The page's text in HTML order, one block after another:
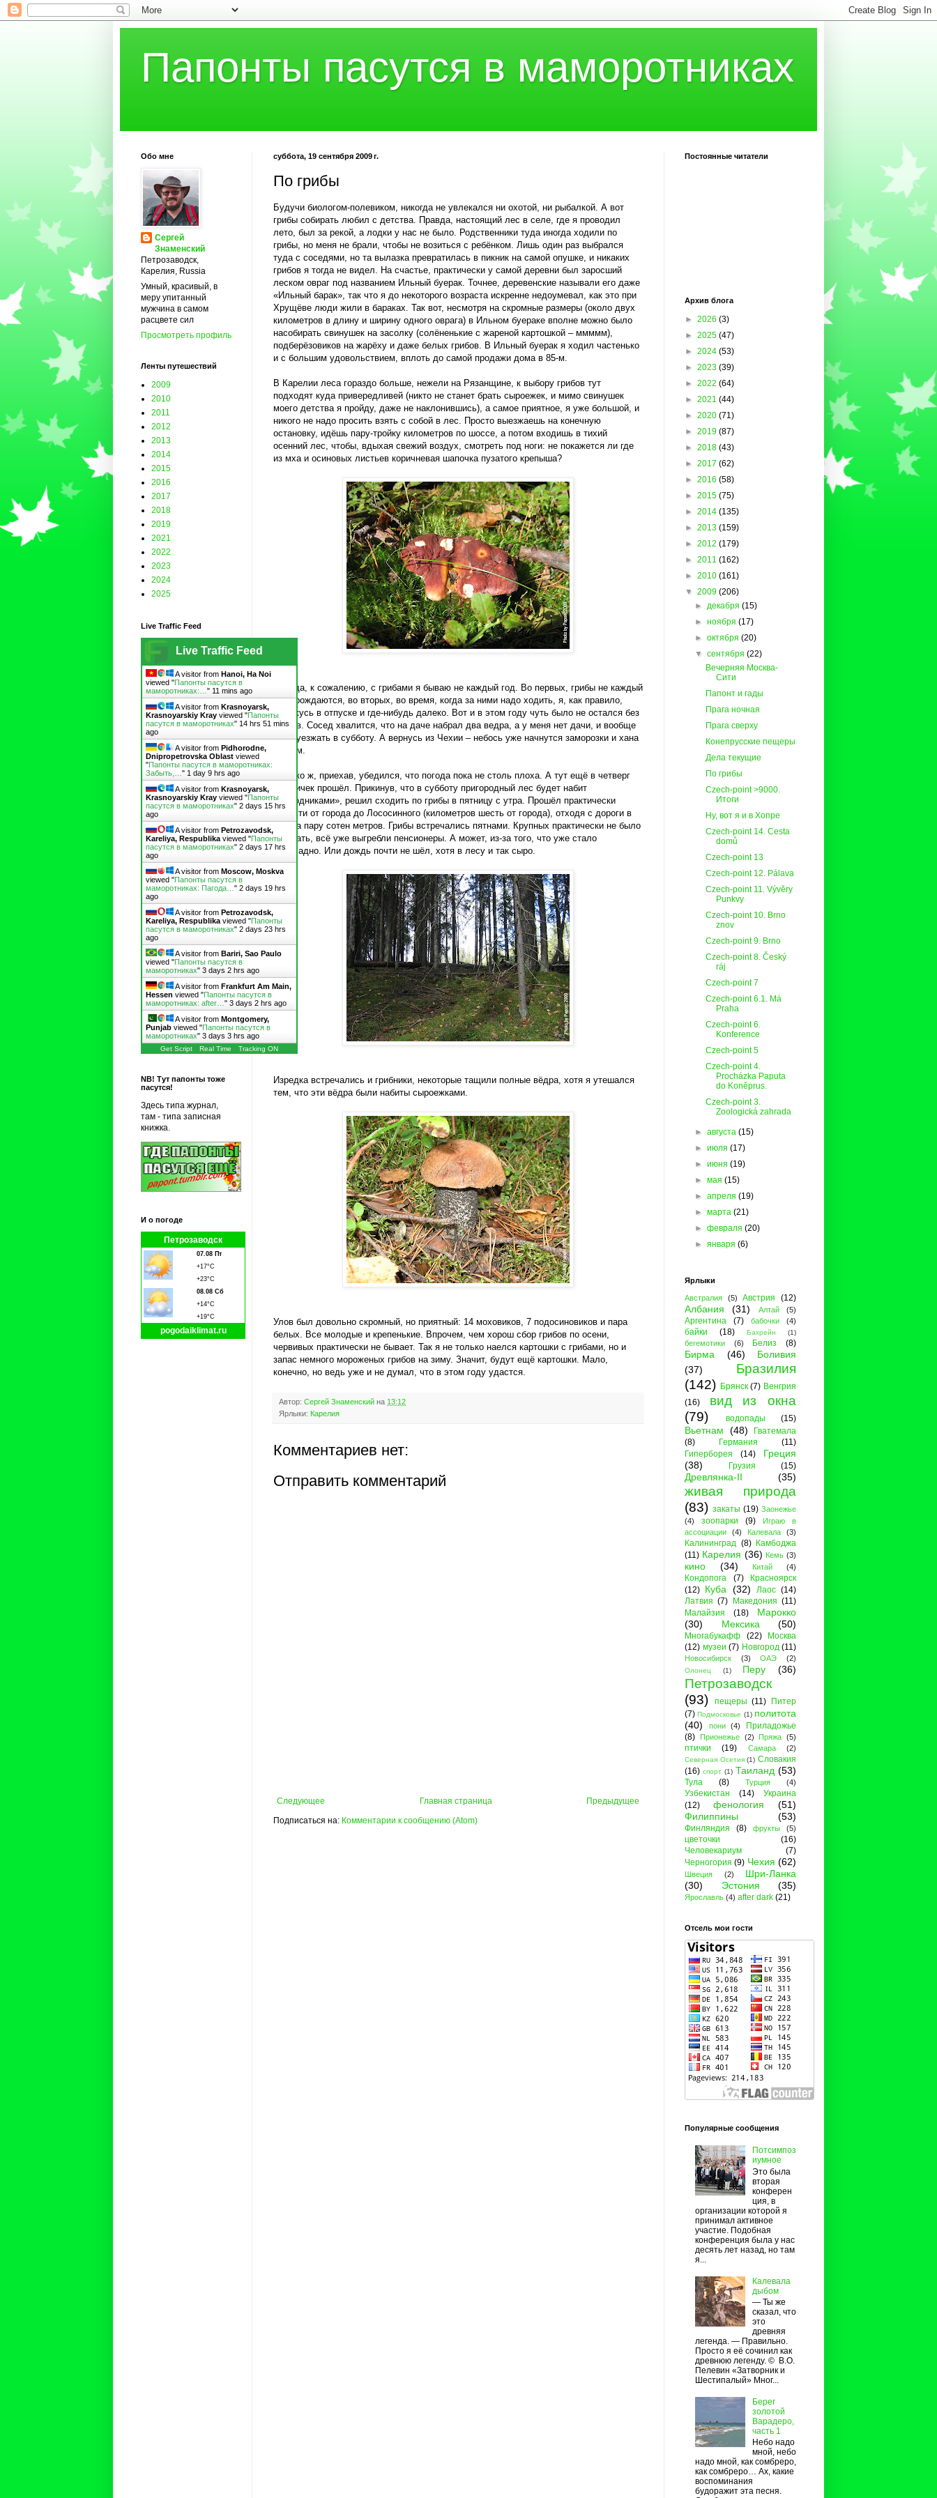
Папонты пасутся в маморотниках
суббота, 19 сентября 2009 г.
По грибы
Будучи биологом-полевиком, никогда не увлекался ни охотой, ни рыбалкой. А вот
грибы собирать любил с детства. Правда, настоящий лес в селе, где я проводил
лето, был за рекой, а лодки у нас не было. Родственники туда иногда ходили по
грибы, но меня не брали, чтобы не возиться с ребёнком. Лишь один раз выбрался
туда с соседями, но та вылазка превратилась в пикник на самой опушке, и никаких
грибов я тогда не видел. На счастье, практически у самой деревни был заросший
леском овраг под названием Ильный буерак. Точнее, деревенские называли его даже
«Ильный барак», так что я до некоторого возраста искренне недоумевал, как это при
Хрущёве люди жили в бараках. Так вот, несмотря на скромные размеры (около двух
километров в длину и ширину одного оврага) в Ильном буераке вполне можно было
насобирать свинушек на засолку (солёненькие с жареной картошкой – ммммм),
подберёзовиков на жарёху и даже белых грибов. В Ильный буерак я ходил частенько
и с большим удовольствием, вплоть до самой продажи дома в 85-м.
В Карелии леса гораздо больше, нежели на Рязанщине, к выбору грибов тут
подходят куда привередливей (никто не станет брать сыроежек, и мимо свинушек
моего детства я пройду, даже не наклонившись), а самое приятное, я уже большой, и
никого не надо просить взять с собой в лес. Просто выезжаешь на конечную
остановку, идёшь пару-тройку километров по шоссе, а потом входишь в тихий
осенний лес, чтобы, вдыхая свежий воздух, смотреть под ноги: не покажется ли где
из мха и осиновых листьев коричневая шапочка пузатого крепыша?
Правда, к сожалению, с грибами я бываю не каждый год. Во первых, грибы не каждый
год урождаются, во вторых, во время, когда за ними надо ходить, я, как правило,
нахожусь в отпуске и где-нибудь далеко. Вот и в этом году чуть было не остался без
грибов. Сосед хвалится, что на даче набрал два ведра, а у меня нет дачи, и вообще
надо уезжать в субботу. А вернусь из Чехии – небось уже начнутся заморозки и хана
грибам.
Однако ж, приехав, убедился, что погода пока не столь плоха. А тут ещё в четверг
дождичек прошёл. Прикинув, что в субботу пригородный лес будет набит
«выходниками», решил сходить по грибы в пятницу с утра. Прошёл практически
полпути от города до Лососинного (километров шесть от города), отходя с дороги в
лес на пару сотен метров. Грибы встречались пятнами. Крупных практически не было
– видать, всё уже выгребли пенсионеры. А может, из-за того, что уже стало
прохладно. Или дождь почти не шёл, хотя в лесу и так сыро.
Изредка встречались и грибники, некоторые тащили полные вёдра, хотя я утешался
тем, что эти вёдра были набиты сыроежками.
Улов был довольно скромный, но приятный: 14 моховиков, 7 подосиновиков и пара
белых. Все молодые и крепенькие. Впрочем, чем хорош сбор грибов по осени,
червивых практически не бывает. Так я не только наелся картошки с грибами, но и
запас немного мороженых грибов на зиму. Значит, будут ещё картошки. Мало,
конечно, но ведь уже и не думал, что в этом году удастся.
Автор: Сергей Знаменский на 13:12
Ярлыки: Карелия
Комментариев нет:
Отправить комментарий
Следующее Предыдущее
Главная страница
Подписаться на: Комментарии к сообщению (Atom)
Обо мне
Сергей
Знаменский
Петрозаводск,
Карелия, Russia
Умный, красивый, в
меру упитанный
мужчина в самом
расцвете сил
Просмотреть профиль
Ленты путешествий
2009
2010
2011
2012
2013
2014
2015
2016
2017
2018
2019
2021
2022
2023
2024
2025
Live Traffic Feed
Live Traffic Feed
A visitor from Hanoi, Ha Noi
viewed "Папонты пасутся в
маморотниках:… " 11 mins ago
A visitor from Krasnoyarsk,
Krasnoyarskiy Kray viewed "Папонты
пасутся в маморотниках" 14 hrs 51 mins
ago
A visitor from Pidhorodne,
Dnipropetrovska Oblast viewed
"Папонты пасутся в маморотниках:
Забыть,… " 1 day 9 hrs ago
A visitor from Krasnoyarsk,
Krasnoyarskiy Kray viewed "Папонты
пасутся в маморотниках" 2 days 15 hrs
ago
A visitor from Petrozavodsk,
Kareliya, Respublika viewed "Папонты
пасутся в маморотниках" 2 days 17 hrs
ago
A visitor from Moscow, Moskva
viewed "Папонты пасутся в
маморотниках: Пагода… " 2 days 19 hrs
ago
A visitor from Petrozavodsk,
Kareliya, Respublika viewed "Папонты
пасутся в маморотниках" 2 days 23 hrs
ago
A visitor from Bariri, Sao Paulo
viewed "Папонты пасутся в
маморотниках" 3 days 2 hrs ago
A visitor from Frankfurt Am Main,
Hessen viewed "Папонты пасутся в
маморотниках: after… " 3 days 2 hrs ago
A visitor from Montgomery,
Punjab viewed "Папонты пасутся в
маморотниках" 3 days 3 hrs ago
Get Script Real Time Tracking ON
NB! Тут папонты тоже
пасутся!
Здесь типа журнал,
там - типа записная
книжка.
И о погоде
Петрозаводск
07.08 Пт
+17°C
+23°C
08.08 Сб
+14°C
+19°C
pogodaiklimat.ru
Постоянные читатели
Архив блога
► 2026 (3)
► 2025 (47)
► 2024 (53)
► 2023 (39)
► 2022 (64)
► 2021 (44)
► 2020 (71)
► 2019 (87)
► 2018 (43)
► 2017 (62)
► 2016 (58)
► 2015 (75)
► 2014 (135)
► 2013 (159)
► 2012 (179)
► 2011 (162)
► 2010 (161)
▼ 2009 (206)
►декабря(15)
►ноября(17)
►октября(20)
▼сентября(22)
Вечерняя Москва-
Сити
Папонт и гады
Прага ночная
Прага сверху
Конепрусские пещеры
Дела текущие
По грибы
Czech-point >9000.
Итоги
Ну, вот я и в Хопре
Czech-point 14. Cesta
domů
Czech-point 13
Czech-point 12. Pálava
Czech-point 11. Vývěry
Punkvy
Czech-point 10. Brno
znov
Czech-point 9. Brno
Czech-point 8. Český
ráj
Czech-point 7
Czech-point 6.1. Má
Praha
Czech-point 6.
Konference
Czech-point 5
Czech-point 4.
Procházka Paputa
do Koněprus.
Czech-point 3.
Zoologická zahrada
►августа(15)
►июля(17)
►июня(19)
►мая(15)
►апреля(19)
►марта(21)
►февраля(20)
►января(6)
Ярлыки
Австралия (5) Австрия (12)
Албания (31) Алтай (5)
Аргентина (7) бабочки (4)
байки (18) Бахрейн (1)
бегемотики (6) Белиз (8)
Бирма (46)
Боливия
(37)
Бразилия
(142) Брянск (7) Венгрия
(16)
вид из окна
(79)
водопады (15)
Вьетнам (48)
Гватемала
(8)
Германия
(11)
Гиперборея
(14)
Греция
(38)
Грузия (15)
Древлянка-II (35)
живая природа
(83) закаты (19) Заонежье
(4)
зоопарки (9)
Играю в
ассоциации
(4) Калевала (3)
Калининград (8)
Камбоджа
(11) Карелия (36) Кемь (3)
кино (34) Китай (4)
Кондопога (7)
Красноярск
(12) Куба (32) Лаос (14)
Латвия (7) Македония (11)
Малайзия
(18)
Марокко
(30)
Мексика (50)
Многабукафф (22)
Москва
(12) музеи (7) Новгород (11)
Новосибирск (3) ОАЭ (2)
Олонец (1) Перу (36)
Петрозаводск
(93)
пещеры (11)
Питер
(7) Подмосковье (1) политота
(40)
пони (4)
Приладожье
(8) Прионежье (2) Пряжа (5)
птички (19) Самара (2)
Северная Осетия (1) Словакия
(16) спорт (1) Таиланд (53)
Тула (8) Турция (4)
Узбекистан (14)
Украина
(12)
фенология
(51)
Филиппины
(53)
Финляндия (8) фрукты (5)
цветочки
(16)
Человекариум
(7)
Черногория (9) Чехия (62)
Швеция (2)
Шри-Ланка
(30)
Эстония (35)
Ярославль (4) after dark (21)
Отсель мои гости
Популярные сообщения
Потсимпоз
иумное
Это была
вторая
конферен
ция, в
организации которой я
принимал активное
участие. Подобная
конференция была у нас
десять лет назад, но там
я...
Калевала
дыбом
— Ты же
сказал, что
это
древняя
легенда. — Правильно.
Просто я её сочинил как
древнюю легенду. © В.О.
Пелевин «Затворник и
Шестипалый» Мног...
Берег
золотой
Варадеро,
часть 1
Небо надо
мной, небо
надо мной, как сомбреро,
как сомбреро… Ах, какие
воспоминания
будоражит эта песня.